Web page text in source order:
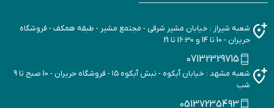
شعبه شیراز : خیابان مشیر شرقی - مجتمع مشیر - طبقه همکف - فروشگاه
حریران - 10 تا 14 و 16:30 تا 21
07132329715
شعبه مشهد : خیابان آبکوه - نبش آبکوه ۱۵ - فروشگاه حریران - 10 صبح تا 9
شب
05137235493